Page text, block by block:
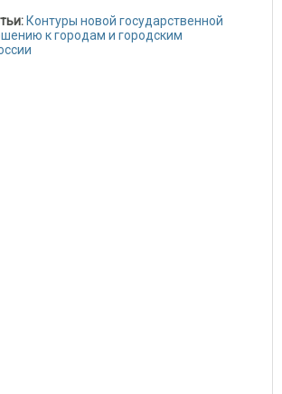
Контуры новой государственной
к городам и городским